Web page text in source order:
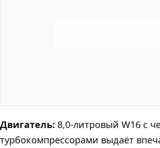
Двигатель: 8,0-литровый W16 с
турбокомпрессорами выдаёт